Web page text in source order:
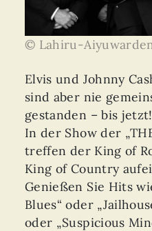
© Lahiru-
Elvis und Johnny
sind aber nie
gestanden – bis
In der Show der
treffen der King of
King of Country
Genießen Sie Hits
Blues“ oder
oder „Suspicious